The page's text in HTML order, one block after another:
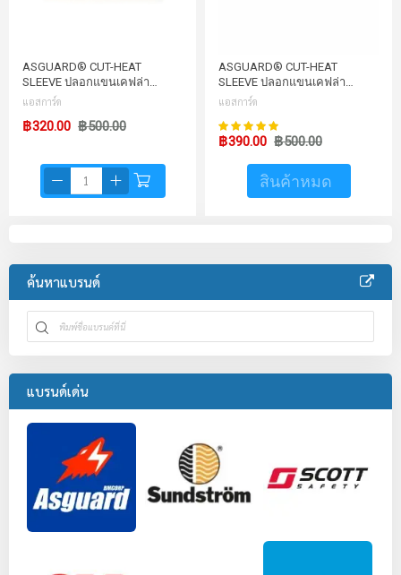
ASGUARD®️ CUT-HEAT
SLEEVE ปลอกแขนเคฟล่า…
แอสการ์ด
฿320.00 ฿500.00
ASGUARD®️ CUT-HEAT
SLEEVE ปลอกแขนเคฟล่า…
แอสการ์ด
คะแนน:
฿390.00 ฿500.00
สินค้าหมด
ค้นหาแบรนด์
แบรนด์เด่น